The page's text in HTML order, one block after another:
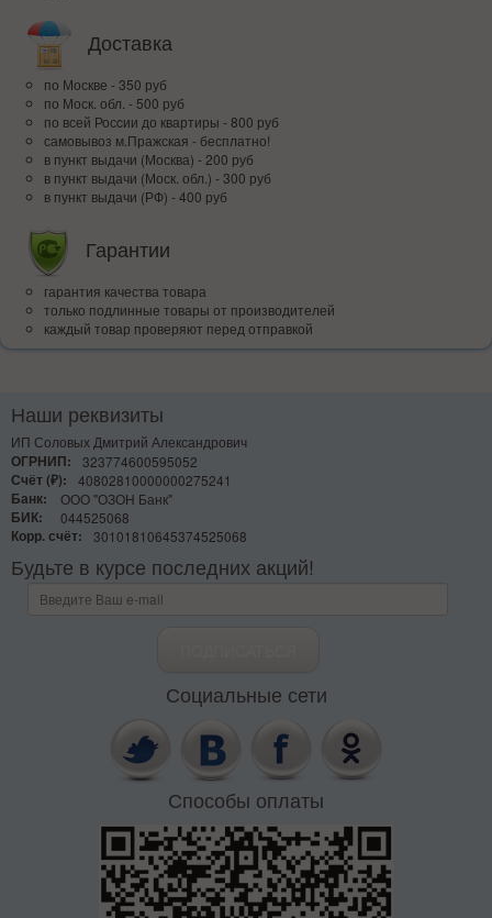
Доставка
по Москве - 350 руб
по Моск. обл. - 500 руб
по всей Росcии до квартиры - 800 руб
самовывоз м.Пражская - бесплатно!
в пункт выдачи (Москва) - 200 руб
в пункт выдачи (Моск. обл.) - 300 руб
в пункт выдачи (РФ) - 400 руб
Гарантии
гарантия качества товара
только подлинные товары от производителей
каждый товар проверяют перед отправкой
Наши реквизиты
ИП Соловых Дмитрий Александрович
ОГРНИП:
323774600595052
Счёт (₽):
40802810000000275241
Банк:
ООО "ОЗОН Банк"
БИК:
044525068
Корр. счёт:
30101810645374525068
Будьте в курсе последних акций!
Социальные сети
Способы оплаты